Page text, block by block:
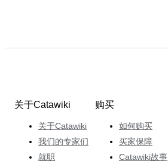
关于Catawiki
关于Catawiki
我们的专家们
就职
购买
如何购买
买家保障
Catawiki故事